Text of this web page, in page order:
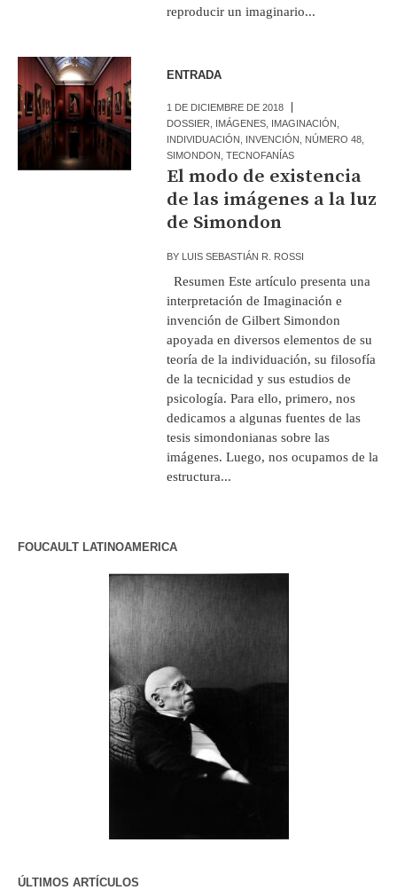
reproducir un imaginario...
ENTRADA
1 DE DICIEMBRE DE 2018
DOSSIER
IMÁGENES IMAGINACIÓN
INDIVIDUACIÓN
INVENCIÓN NÚMERO 48
SIMONDON ,TECNOFANÍAS
El modo de existencia
de las imágenes a la luz
de Simondon
BY LUIS SEBASTIÁN R. ROSSI
Resumen Este artículo presenta una
interpretación de Imaginación e
invención de Gilbert Simondon
apoyada en diversos elementos de su
teoría de la individuación, su filosofía
de la tecnicidad y sus estudios de
psicología. Para ello, primero, nos
dedicamos a algunas fuentes de las
tesis simondonianas sobre las
imágenes. Luego, nos ocupamos de la
estructura...
FOUCAULT LATINOAMERICA
ÚLTIMOS ARTÍCULOS